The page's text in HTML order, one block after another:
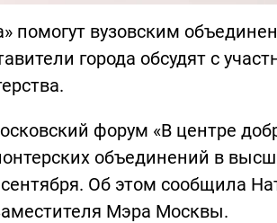
помогут вузовским
города обсудят с
форум «В центре
объединений в
Об этом сообщила
Мэра Москвы.